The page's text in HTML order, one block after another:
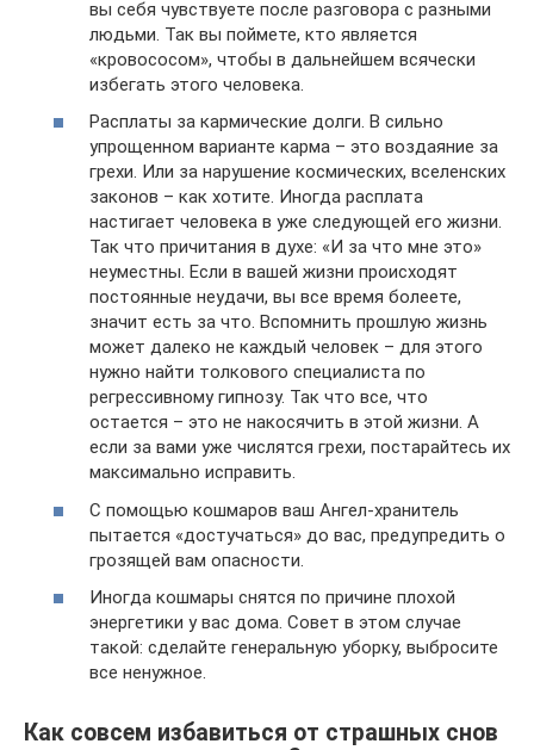
вы себя чувствуете после разговора с разными
людьми. Так вы поймете, кто является
«кровососом», чтобы в дальнейшем всячески
избегать этого человека.
Расплаты за кармические долги. В сильно
упрощенном варианте карма – это воздаяние за
грехи. Или за нарушение космических, вселенских
законов – как хотите. Иногда расплата
настигает человека в уже следующей его жизни.
Так что причитания в духе: «И за что мне это»
неуместны. Если в вашей жизни происходят
постоянные неудачи, вы все время болеете,
значит есть за что. Вспомнить прошлую жизнь
может далеко не каждый человек – для этого
нужно найти толкового специалиста по
регрессивному гипнозу. Так что все, что
остается – это не накосячить в этой жизни. А
если за вами уже числятся грехи, постарайтесь их
максимально исправить.
С помощью кошмаров ваш Ангел-хранитель
пытается «достучаться» до вас, предупредить о
грозящей вам опасности.
Иногда кошмары снятся по причине плохой
энергетики у вас дома. Совет в этом случае
такой: сделайте генеральную уборку, выбросите
все ненужное.
Как совсем избавиться от страшных снов